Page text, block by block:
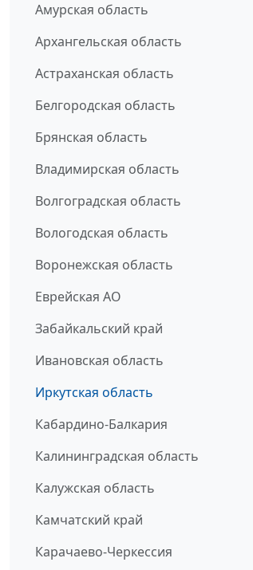
Амурская область
Архангельская область
Астраханская область
Белгородская область
Брянская область
Владимирская область
Волгоградская область
Вологодская область
Воронежская область
Еврейская АО
Забайкальский край
Ивановская область
Иркутская область
Кабардино-Балкария
Калининградская область
Калужская область
Камчатский край
Карачаево-Черкессия